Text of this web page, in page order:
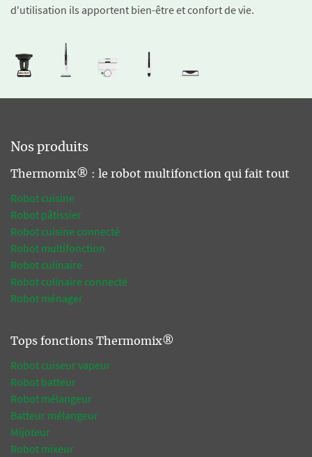
d'utilisation ils apportent bien-être et confort de vie.
Nos produits
Thermomix® : le robot multifonction qui fait tout
Robot cuisine
Robot pâtissier
Robot cuisine connecté
Robot multifonction
Robot culinaire
Robot culinaire connecté
Robot ménager
Tops fonctions Thermomix®
Robot cuiseur vapeur
Robot batteur
Robot mélangeur
Batteur mélangeur
Mijoteur
Robot mixeur